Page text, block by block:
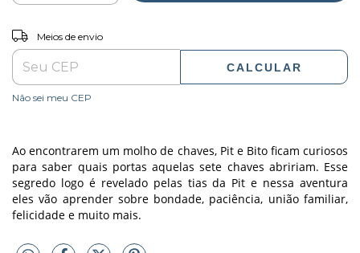
Entregas para o CEP:
Meios de envio
CALCULAR
Não sei meu CEP
Ao encontrarem um molho de chaves, Pit e Bito ficam curiosos
para saber quais portas aquelas sete chaves abririam. Esse
segredo logo é revelado pelas tias da Pit e nessa aventura
eles vão aprender sobre bondade, paciência, união familiar,
felicidade e muito mais.